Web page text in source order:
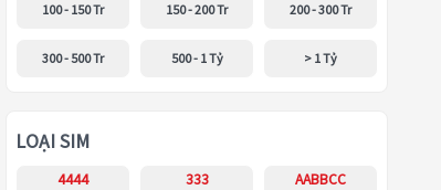
100 - 150 Tr 150 - 200 Tr 200 - 300 Tr
300 - 500 Tr 500 - 1 Tỷ > 1 Tỷ
LOẠI SIM
4444 333 AABBCC